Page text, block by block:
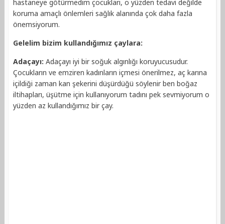
hastaneye götürmedim çocukları, o yüzden tedavi değilde
koruma amaçlı önlemleri sağlık alanında çok daha fazla
önemsiyorum.
Gelelim bizim kullandığımız çaylara:
Adaçayı: Adaçayı iyi bir soğuk algınlığı koruyucusudur.
Çocukların ve emziren kadınların içmesi önerilmez, aç karına
içildiği zaman kan şekerini düşürdüğü söylenir ben boğaz
iltihapları, üşütme için kullanıyorum tadını pek sevmiyorum o
yüzden az kullandığımız bir çay.